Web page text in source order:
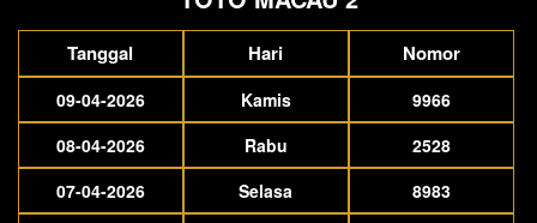
Tanggal Hari Nomor
09-04-2026 Kamis
9966
08-04-2026
Rabu
2528
07-04-2026
Selasa
8983